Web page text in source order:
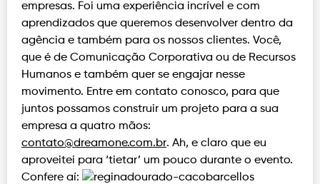
empresas. Foi uma experiência incrível e com
aprendizados que queremos desenvolver dentro da
agência e também para os nossos clientes. Você,
que é de Comunicação Corporativa ou de Recursos
Humanos e também quer se engajar nesse
movimento. Entre em contato conosco, para que
juntos possamos construir um projeto para a sua
empresa a quatro mãos:
rb.moc.enomaerd
@otatnoc
. Ah, e claro que eu
aproveitei para ‘tietar’ um pouco durante o evento.
Confere aí: